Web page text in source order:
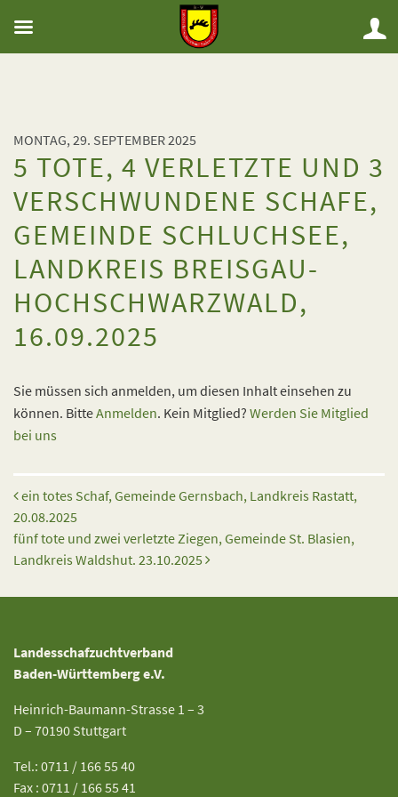
MONTAG, 29. SEPTEMBER 2025
5 TOTE, 4 VERLETZTE UND 3
VERSCHWUNDENE SCHAFE,
GEMEINDE SCHLUCHSEE,
LANDKREIS BREISGAU-
HOCHSCHWARZWALD,
16.09.2025
Sie müssen sich anmelden, um diesen Inhalt einsehen zu
können. BitteAnmelden. Kein Mitglied? Werden Sie Mitglied
bei uns
Beitrags-Navigation
ein totes Schaf, Gemeinde Gernsbach, Landkreis Rastatt,
20.08.2025
fünf tote und zwei verletzte Ziegen, Gemeinde St. Blasien,
Landkreis Waldshut. 23.10.2025
Landesschafzuchtverband
Baden-Württemberg e.V.
Heinrich-Baumann-Strasse 1 – 3
D – 70190 Stuttgart
Tel.: 0711 / 166 55 40
Fax : 0711 / 166 55 41